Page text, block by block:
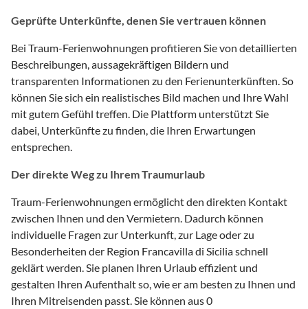
Geprüfte Unterkünfte, denen Sie vertrauen können
Bei Traum-Ferienwohnungen profitieren Sie von detaillierten
Beschreibungen, aussagekräftigen Bildern und
transparenten Informationen zu den Ferienunterkünften. So
können Sie sich ein realistisches Bild machen und Ihre Wahl
mit gutem Gefühl treffen. Die Plattform unterstützt Sie
dabei, Unterkünfte zu finden, die Ihren Erwartungen
entsprechen.
Der direkte Weg zu Ihrem Traumurlaub
Traum-Ferienwohnungen ermöglicht den direkten Kontakt
zwischen Ihnen und den Vermietern. Dadurch können
individuelle Fragen zur Unterkunft, zur Lage oder zu
Besonderheiten der Region Francavilla di Sicilia schnell
geklärt werden. Sie planen Ihren Urlaub effizient und
gestalten Ihren Aufenthalt so, wie er am besten zu Ihnen und
Ihren Mitreisenden passt. Sie können aus 0